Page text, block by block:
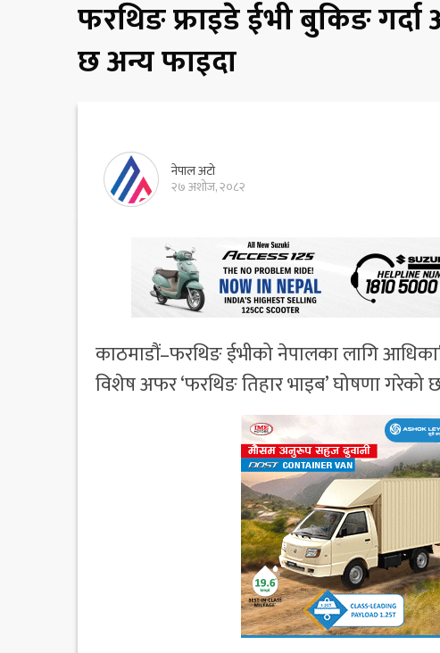
फरथिङ फ्राइडे ईभी बुकिङ गर्दा
छ अन्य फाइदा
नेपाल अटो
२७ अशोज, २०८२
काठमाडौं–फरथिङ ईभीको नेपालका लागि
विशेष अफर ‘फरथिङ तिहार भाइब’ घोषणा गरेको